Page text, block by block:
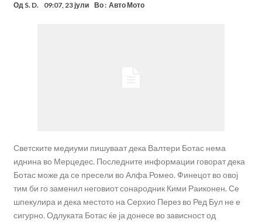
Од S. D. 09:07, 23 јули Во : Авто Мото
Светските медиуми пишуваат дека Валтери Ботас нема
иднина во Мерцедес. Последните информации говорат дека
Ботас може да се пресели во Алфа Ромео. Финецот во овој
тим би го заменил неговиот сонародник Кими Раиконен. Се
шпекулира и дека местото на Серхио Перез во Ред Бул не е
сигурно. Одлуката Ботас ќе ја донесе во зависност од